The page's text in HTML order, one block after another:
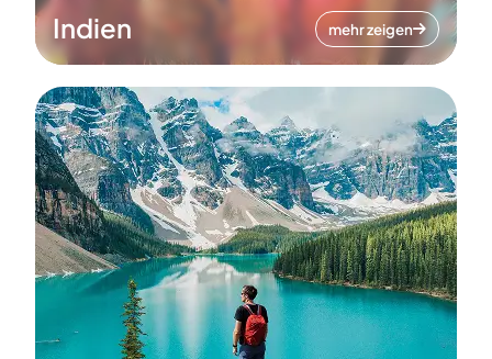
Indien mehr zeigen